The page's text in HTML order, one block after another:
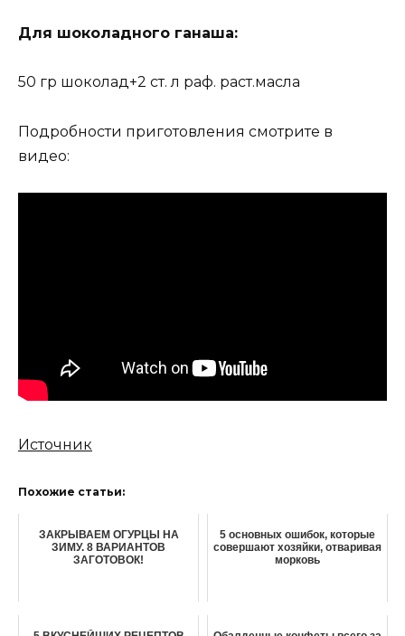
Для шоколадного ганаша:
50 гр шоколад+2 ст. л раф. раст.масла
Подробности приготовления смотрите в
видео:
Источник
Похожие статьи:
ЗАКРЫВАЕМ ОГУРЦЫ НА
ЗИМУ. 8 ВАРИАНТОВ
ЗАГОТОВОК!
5 основных ошибок, которые
совершают хозяйки, отваривая
морковь